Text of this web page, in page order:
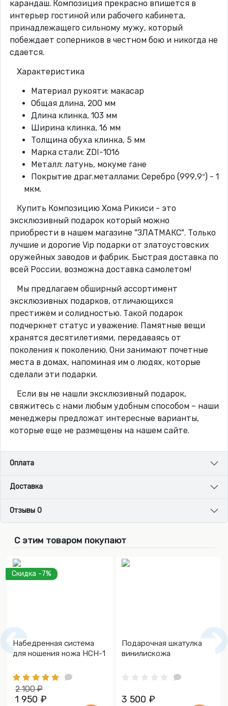
карандаш. Композиция прекрасно впишется в
интерьер гостиной или рабочего кабинета,
принадлежащего сильному мужу, который
побеждает соперников в честном бою и никогда не
сдается.
Характеристика
Материал рукояти: макасар
Общая длина, 200 мм
Длина клинка, 103 мм
Ширина клинка, 16 мм
Толщина обуха клинка, 5 мм
Марка стали: ZDI-1016
Металл: латунь, мокуме гане
Покрытие драг.металлами: Серебро (999,9°) - 1
мкм.
Купить Композицию Хома Рикиси - это
эксклюзивный подарок который можно
приобрести в нашем магазине "ЗЛАТМАКС". Только
лучшие и дорогие Vip подарки от златоустовских
оружейных заводов и фабрик. Быстрая доставка по
всей России, возможна доставка самолетом!
Мы предлагаем обширный ассортимент
эксклюзивных подарков, отличающихся
престижем и солидностью. Такой подарок
подчеркнет статус и уважение. Памятные вещи
хранятся десятилетиями, передаваясь от
поколения к поколению. Они занимают почетные
места в домах, напоминая им о людях, которые
сделали эти подарки.
Если вы не нашли эксклюзивный подарок,
свяжитесь с нами любым удобным способом – наши
менеджеры предложат интересные варианты,
которые еще не размещены на нашем сайте.
Оплата
Доставка
Отзывы 0
С этим товаром покупают
Скидка -7%
Набедренная система
для ношения ножа НСН-1
2 100 ₽
1 950 ₽
Подарочная шкатулка
винилискожа
3 500 ₽